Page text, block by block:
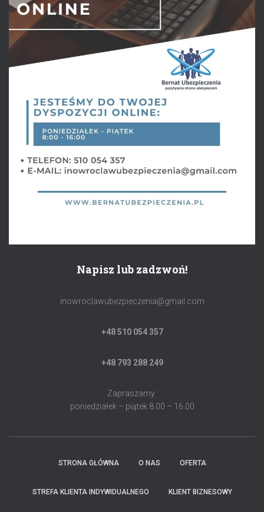
Napisz lub zadzwoń!
inowroclawubezpieczenia@gmail.com
+48 510 054 357
+48 793 288 249
Zapraszamy:
poniedziałek – piątek 8.00 – 16.00
STRONA GŁÓWNA O NAS OFERTA
STREFA KLIENTA INDYWIDUALNEGO KLIENT BIZNESOWY